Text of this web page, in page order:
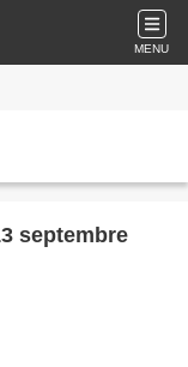
MENU
septembre